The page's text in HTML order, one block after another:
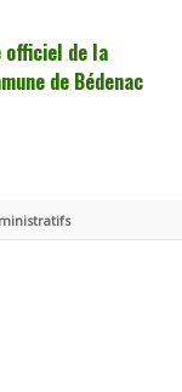
officiel de la
de Bédenac